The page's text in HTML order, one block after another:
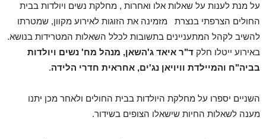
על מנת לענות על שאלות אלו ואחרות , מחלקת נשים ויולדות בבית
החולים הצרפתי בנצרת מזמינה את הזוגות לאירוע מקוון, שמטרתו
להשיב לקהל המתעניינים בתשובות לכלל השאלות המטרידות בנושא.
באירוע ייטלו חלק ד"ר איאד ג'השאן, מנהל מח' נשים ויולדות
בביה"ח והמיילדת וויויאן נג'ים, אחראית חדרי הלידה.
השניים יספרו על מחלקת היולדות בבית החולים ולאחר מכן יתנו
מענה לשאלות החיות שישאלו הצופים בשידור.